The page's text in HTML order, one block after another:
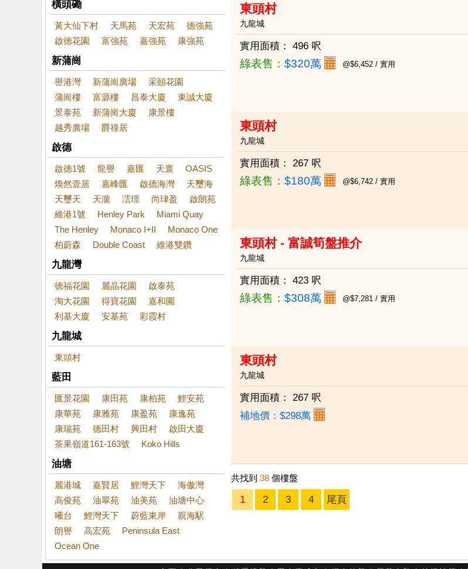
橫頭磡
黃大仙下村 天馬苑 天宏苑
德強苑
啟德花園
富強苑 嘉強苑 康強苑
新蒲崗
譽港灣 新蒲崗廣場
采頤花園
蒲崗樓
富源樓 昌泰大廈
東誠大廈
景泰苑
新蒲崗大廈
康景樓
越秀廣場
爵祿居
啟德
啟德1號 龍譽 嘉匯 天寰
OASIS
煥然壹居
嘉峰匯 啟德海灣
天璽海
天璽天
天瀧 澐璟 尚珒盈
啟朗苑
維港1號
Henley Park
Miami Quay
The Henley
Monaco I+II
Monaco One
柏蔚森
Double Coast 維港雙鑽
九龍灣
德福花園 麗晶花園
啟泰苑
淘大花園
得寶花園
嘉和園
利基大廈
安基苑 彩霞村
九龍城
東頭村
藍田
匯景花園 康田苑 康柏苑
鯉安苑
康華苑
康雅苑 康盈苑
康逸苑
康瑞苑
德田村 興田村
啟田大廈
茶果嶺道161-163號
Koko Hills
油塘
麗港城 嘉賢居 鯉灣天下
海傲灣
高俊苑
油翠苑 油美苑
油塘中心
曦台
鯉灣天下 蔚藍東岸
親海駅
朗譽
高宏苑
Peninsula East
Ocean One
東頭村
九龍城
實用面積： 496 呎
綠表售： $320萬 @$6,452 / 實用
東頭村
九龍城
實用面積： 267 呎
綠表售： $180萬 @$6,742 / 實用
東頭村 - 富誠筍盤推介
九龍城
實用面積： 423 呎
綠表售： $308萬 @$7,281 / 實用
東頭村
九龍城
實用面積：
267 呎
補地價：$298萬
共找到 38 個樓盤
1 2 3 4 尾頁